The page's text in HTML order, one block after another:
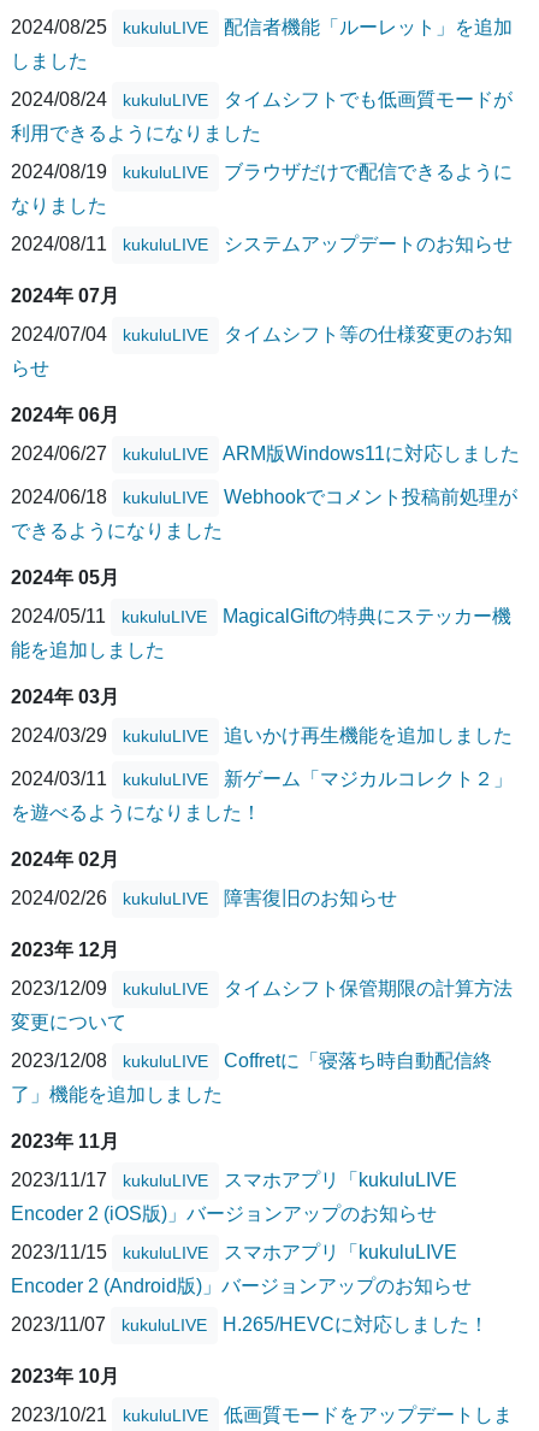
2024/08/25
kukuluLIVE
配信者機能「ルーレット」を追加
しました
2024/08/24
kukuluLIVE
タイムシフトでも低画質モードが
利用できるようになりました
2024/08/19
kukuluLIVE
ブラウザだけで配信できるように
なりました
2024/08/11
kukuluLIVE システムアップデートのお知らせ
2024年 07月
2024/07/04
kukuluLIVE
タイムシフト等の仕様変更のお知
らせ
2024年 06月
2024/06/27
kukuluLIVE ARM版Windows11に対応しました
2024/06/18 kukuluLIVE
Webhookでコメント投稿前処理が
できるようになりました
2024年 05月
2024/05/11
kukuluLIVE
MagicalGiftの特典にステッカー機
能を追加しました
2024年 03月
2024/03/29
kukuluLIVE 追いかけ再生機能を追加しました
2024/03/11 kukuluLIVE
新ゲーム「マジカルコレクト２」
を遊べるようになりました！
2024年 02月
2024/02/26
kukuluLIVE 障害復旧のお知らせ
2023年 12月
2023/12/09
kukuluLIVE
タイムシフト保管期限の計算方法
変更について
2023/12/08
kukuluLIVE
Coffretに「寝落ち時自動配信終
了」機能を追加しました
2023年 11月
2023/11/17
kukuluLIVE
スマホアプリ「kukuluLIVE
Encoder 2 (iOS版)」バージョンアップのお知らせ
2023/11/15
kukuluLIVE
スマホアプリ「kukuluLIVE
Encoder 2 (Android版)」バージョンアップのお知らせ
2023/11/07
kukuluLIVE H.265/HEVCに対応しました！
2023年 10月
2023/10/21
kukuluLIVE 低画質モードをアップデートしま